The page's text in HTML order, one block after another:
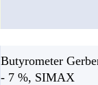
Butyrometer
- 7 %, SIMAX